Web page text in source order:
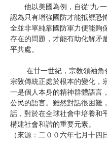
他以美國為例，自從“九·一
認為只有增強國防才能抵禦恐
全並非單純靠國防軍力便能夠
存在的問題，才能有助化解矛
平共處。
在廿一世紀，宗敎領袖角
宗敎傳統正處於根本的變化，
一是個人本身的精神群體語言
公民的語言。雖然對話很困難
話，對於在全球社會中培養和
構建社會和諧的重要元素。
（來源：二００六年七月十四